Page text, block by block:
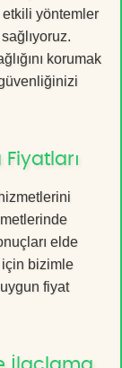
etkili yöntemler
korumak
elde
bizimle
fiyat